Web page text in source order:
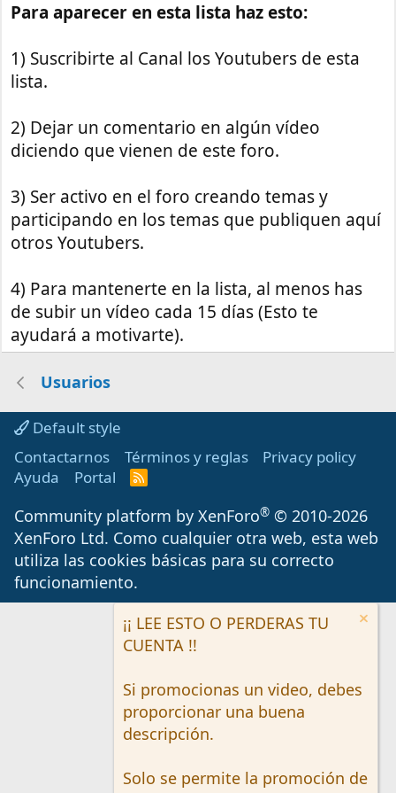
Para aparecer en esta lista haz esto:
1) Suscribirte al Canal los Youtubers de esta
lista.
2) Dejar un comentario en algún vídeo
diciendo que vienen de este foro.
3) Ser activo en el foro creando temas y
participando en los temas que publiquen aquí
otros Youtubers.
4) Para mantenerte en la lista, al menos has
de subir un vídeo cada 15 días (Esto te
ayudará a motivarte).
Usuarios
Default style
Contactarnos
Términos y reglas
Privacy policy
Ayuda
Portal
R
S
Community platform by XenForo® © 2010-2026
XenForo Ltd. Como cualquier otra web, esta web
utiliza las cookies básicas para su correcto
funcionamiento.
¡¡ LEE ESTO O PERDERAS TU
CUENTA !!
Si promocionas un video, debes
proporcionar una buena
descripción.
Solo se permite la promoción de